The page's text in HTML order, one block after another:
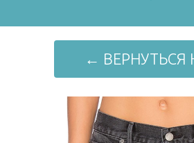
← ВЕРНУТЬСЯ